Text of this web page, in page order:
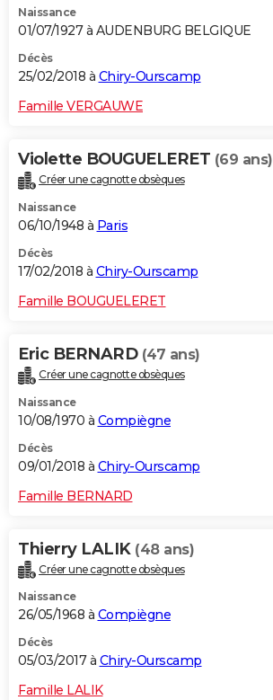
Naissance
01/07/1927 à AUDENBURG BELGIQUE
Décès
25/02/2018 à Chiry-Ourscamp
Famille VERGAUWE
Violette BOUGUELERET (69 ans)
Créer une cagnotte obsèques
Naissance
06/10/1948 à Paris
Décès
17/02/2018 à Chiry-Ourscamp
Famille BOUGUELERET
Eric BERNARD (47 ans)
Créer une cagnotte obsèques
Naissance
10/08/1970 à Compiègne
Décès
09/01/2018 à Chiry-Ourscamp
Famille BERNARD
Thierry LALIK (48 ans)
Créer une cagnotte obsèques
Naissance
26/05/1968 à Compiègne
Décès
05/03/2017 à Chiry-Ourscamp
Famille LALIK